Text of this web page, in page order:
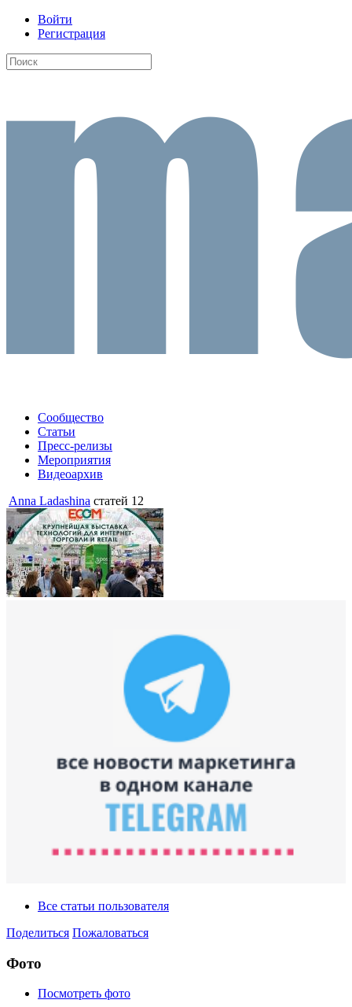
Войти
Регистрация
Сообщество
Статьи
Пресс-релизы
Мероприятия
Видеоархив
Anna Ladashina статей 12
Все статьи пользователя
Поделиться Пожаловаться
Фото
Посмотреть фото